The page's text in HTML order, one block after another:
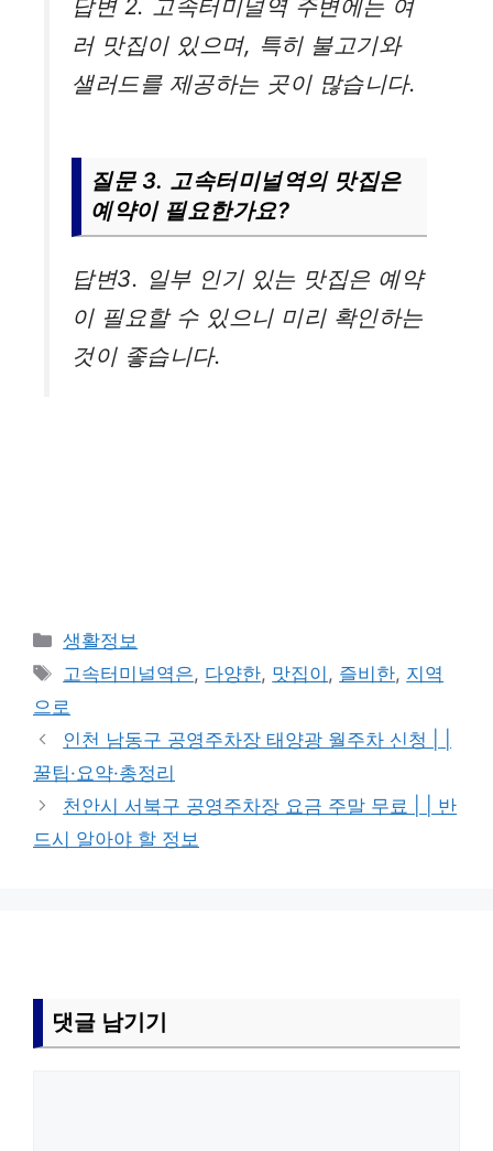
답변 2. 고속터미널역 주변에는 여
러 맛집이 있으며, 특히 불고기와
샐러드를 제공하는 곳이 많습니다.
질문 3. 고속터미널역의 맛집은
예약이 필요한가요?
답변3. 일부 인기 있는 맛집은 예약
이 필요할 수 있으니 미리 확인하는
것이 좋습니다.
카
테
리
생활정보
태
그
고속터미널역은, 다양한, 맛집이 , 즐비한, 지역
으로
인천 남동구 공영주차장 태양광 월주차 신청 | |
꿀팁·요약·총정리
천안시 서북구 공영주차장 요금 주말 무료 | | 반
드시 알아야 할 정보
댓글 남기기